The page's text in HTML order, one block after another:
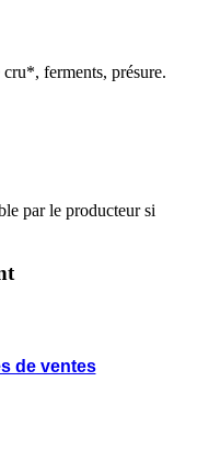
ferments, présure.
par le producteur si
de ventes